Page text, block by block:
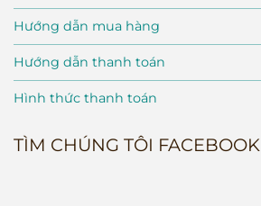
Hướng dẫn mua hàng
Hướng dẫn thanh toán
Hình thức thanh toán
TÌM CHÚNG TÔI FACEBOOK